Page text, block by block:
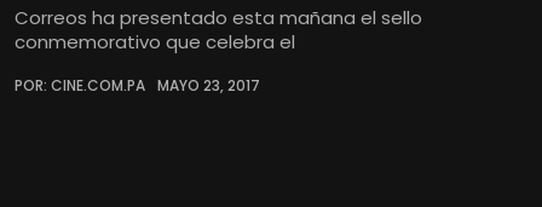
Correos ha presentado esta mañana el sello
conmemorativo que celebra el
POR: CINE.COM.PA MAYO 23, 2017